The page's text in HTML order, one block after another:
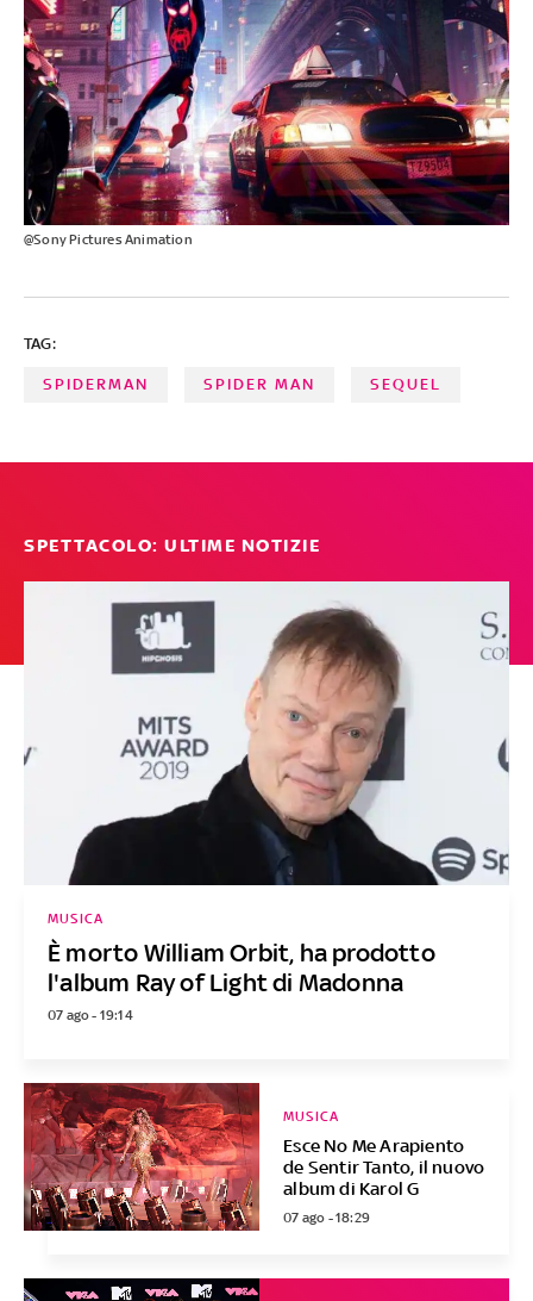
@Sony Pictures Animation
TAG:
SPIDERMAN SPIDER MAN SEQUEL
SPETTACOLO: ULTIME NOTIZIE
È morto William Orbit, ha prodotto
l'album Ray of Light di Madonna
MUSICA
07 ago - 19:14
Esce No Me Arapiento
de Sentir Tanto, il nuovo
album di Karol G
MUSICA
07 ago - 18:29